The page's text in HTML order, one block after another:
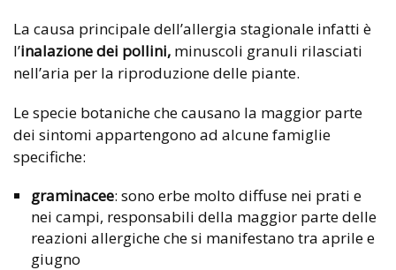
La causa principale dell’allergia stagionale infatti è
l’inalazione dei pollini, minuscoli granuli rilasciati
nell’aria per la riproduzione delle piante.
Le specie botaniche che causano la maggior parte
dei sintomi appartengono ad alcune famiglie
specifiche:
graminacee: sono erbe molto diffuse nei prati e
nei campi, responsabili della maggior parte delle
reazioni allergiche che si manifestano tra aprile e
giugno